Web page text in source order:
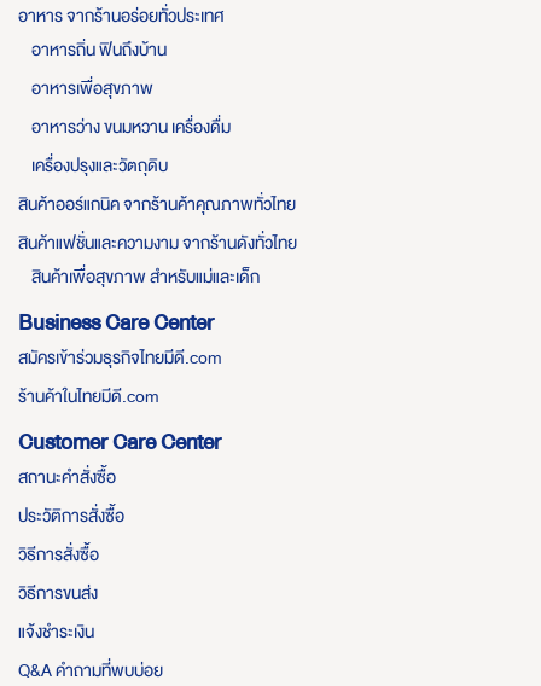
อาหาร จากร้านอร่อยทั่วประเทศ
อาหารถิ่น ฟินถึงบ้าน
อาหารเพื่อสุขภาพ
อาหารว่าง ขนมหวาน เครื่องดื่ม
เครื่องปรุงและวัตถุดิบ
สินค้าออร์แกนิค จากร้านค้าคุณภาพทั่วไทย
สินค้าแฟชั่นและความงาม จากร้านดังทั่วไทย
สินค้าเพื่อสุขภาพ สำหรับแม่และเด็ก
Business Care Center
สมัครเข้าร่วมธุรกิจไทยมีดี.com
ร้านค้าในไทยมีดี.com
Customer Care Center
สถานะคำสั่งซื้อ
ประวัติการสั่งซื้อ
วิธีการสั่งซื้อ
วิธีการขนส่ง
แจ้งชำระเงิน
Q&A คำถามที่พบบ่อย